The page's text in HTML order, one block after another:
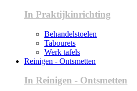
In Praktijkinrichting
Behandelstoelen
Tabourets
Werk tafels
Reinigen - Ontsmetten
In Reinigen - Ontsmetten